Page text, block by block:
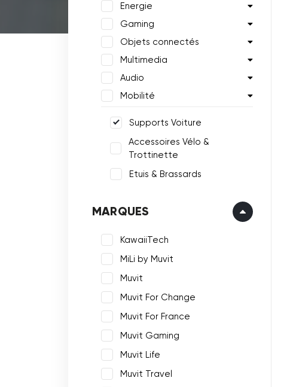
Energie
Gaming
Objets connectés
Multimedia
Audio
Mobilité
Supports Voiture
Accessoires Vélo &
Trottinette
Etuis & Brassards
MARQUES
KawaiiTech
MiLi by Muvit
Muvit
Muvit For Change
Muvit For France
Muvit Gaming
Muvit Life
Muvit Travel